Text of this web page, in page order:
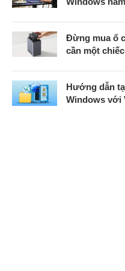
Đừng mua ổ
cần một
Hướng dẫn
Windows với